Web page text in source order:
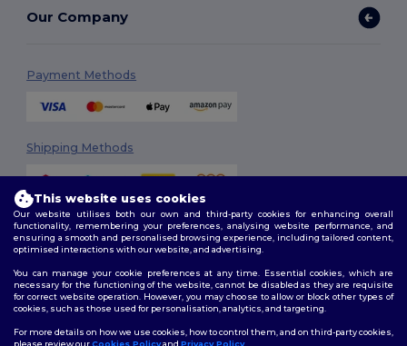
Our Company
Payment Methods
Shipping Methods
Follow Us
This website uses cookies
Our website utilises both our own and third-party cookies for enhancing overall
functionality, remembering your preferences, analysing website performance, and
ensuring a smooth and personalised browsing experience, including tailored content,
optimised interactions with our website, and advertising.
You can manage your cookie preferences at any time. Essential cookies, which are
necessary for the functioning of the website, cannot be disabled as they are requisite
for correct website operation. However, you may choose to allow or block other types of
cookies, such as those used for personalisation, analytics, and targeting.
For more details on how we use cookies, how to control them, and on third-party cookies,
please review ourCookies Policyand Privacy Policy.